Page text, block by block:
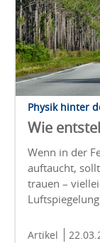
Physik hinter
Wie
Wenn in der
auftaucht,
trauen –
Artikel